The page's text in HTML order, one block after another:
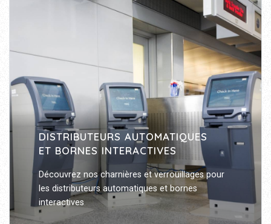
DISTRIBUTEURS AUTOMATIQUES
ET BORNES INTERACTIVES
Découvrez nos charnières et verrouillages pour
les distributeurs automatiques et bornes
interactives